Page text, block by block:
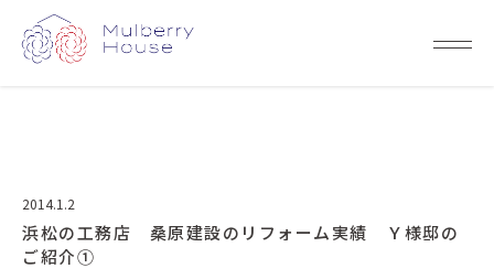
2014.1.2
浜松の工務店 桑原建設のリフォーム実績 Ｙ様邸の
ご紹介①